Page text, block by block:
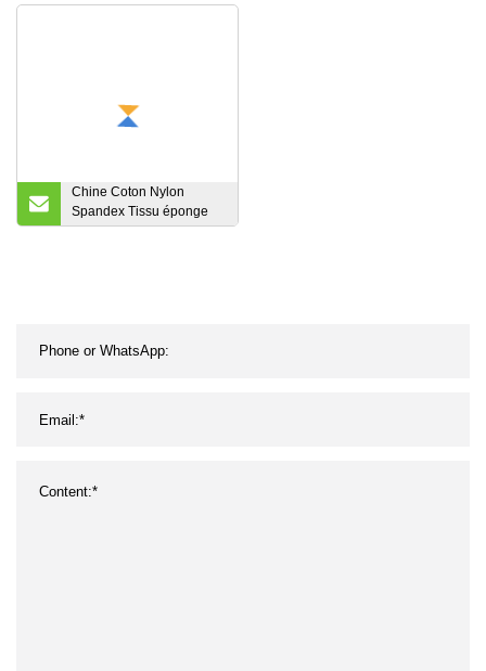
randonnée en plein air
Chine Coton Nylon
Spandex Tissu éponge
français pour manches